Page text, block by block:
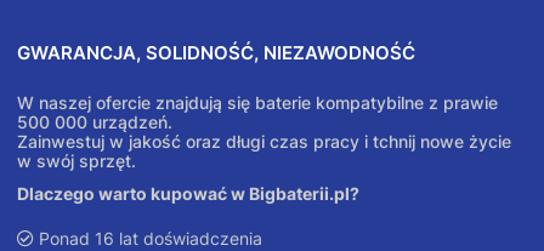
GWARANCJA, SOLIDNOŚĆ, NIEZAWODNOŚĆ
W naszej ofercie znajdują się baterie kompatybilne z prawie
500 000 urządzeń.
Zainwestuj w jakość oraz długi czas pracy i tchnij nowe życie
w swój sprzęt.
Dlaczego warto kupować w Bigbaterii.pl?
Ponad 16 lat doświadczenia